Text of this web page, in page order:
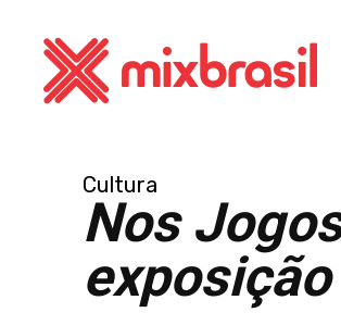
Cultura
Nos